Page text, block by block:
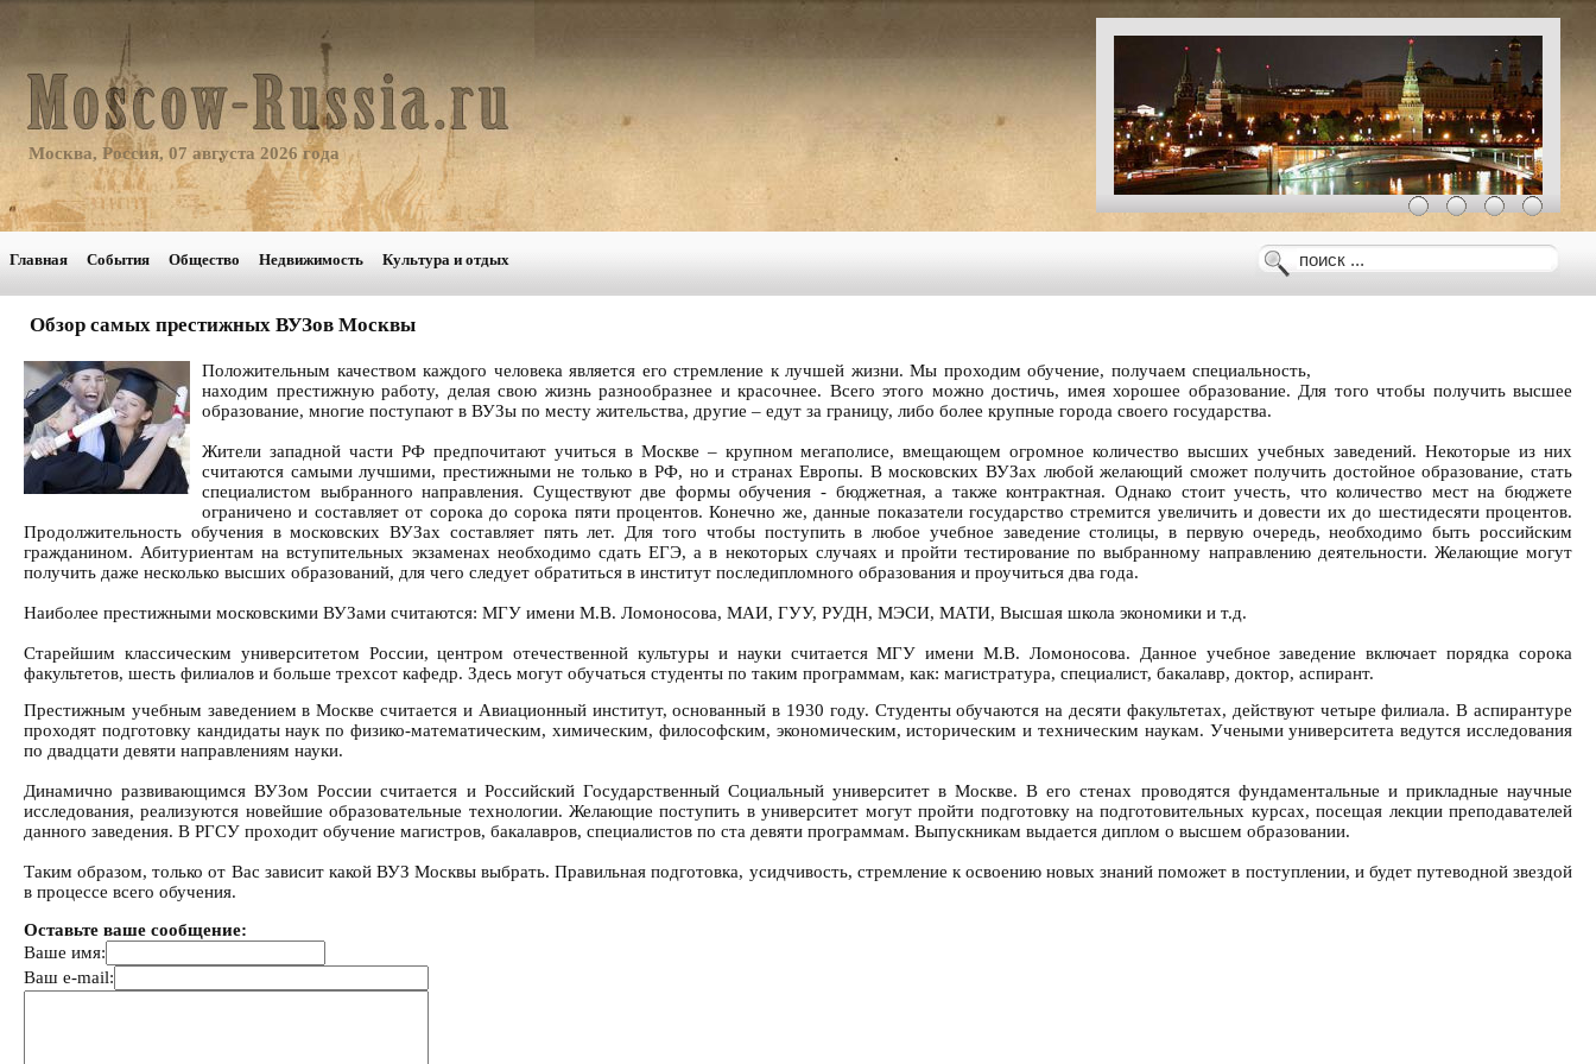
Москва, Россия, 07 августа 2026 года
Главная События Общество Недвижимость Культура и отдых
Обзор самых престижных ВУЗов Москвы
Положительным качеством каждого человека является его стремление к лучшей жизни. Мы проходим обучение, получаем специальность,
находим престижную работу, делая свою жизнь разнообразнее и красочнее. Всего этого можно достичь, имея хорошее образование. Для того чтобы получить высшее
образование, многие поступают в ВУЗы по месту жительства, другие – едут за границу, либо более крупные города своего государства.
Жители западной части РФ предпочитают учиться в Москве – крупном мегаполисе, вмещающем огромное количество высших учебных заведений. Некоторые из них
считаются самыми лучшими, престижными не только в РФ, но и странах Европы. В московских ВУЗах любой желающий сможет получить достойное образование, стать
специалистом выбранного направления. Существуют две формы обучения - бюджетная, а также контрактная. Однако стоит учесть, что количество мест на бюджете
ограничено и составляет от сорока до сорока пяти процентов. Конечно же, данные показатели государство стремится увеличить и довести их до шестидесяти процентов.
Продолжительность обучения в московских ВУЗах составляет пять лет. Для того чтобы поступить в любое учебное заведение столицы, в первую очередь, необходимо быть российским
гражданином. Абитуриентам на вступительных экзаменах необходимо сдать ЕГЭ, а в некоторых случаях и пройти тестирование по выбранному направлению деятельности. Желающие могут
получить даже несколько высших образований, для чего следует обратиться в институт последипломного образования и проучиться два года.
Наиболее престижными московскими ВУЗами считаются: МГУ имени М.В. Ломоносова, МАИ, ГУУ, РУДН, МЭСИ, МАТИ, Высшая школа экономики и т.д.
Старейшим классическим университетом России, центром отечественной культуры и науки считается МГУ имени М.В. Ломоносова. Данное учебное заведение включает порядка сорока
факультетов, шесть филиалов и больше трехсот кафедр. Здесь могут обучаться студенты по таким программам, как: магистратура, специалист, бакалавр, доктор, аспирант.
Престижным учебным заведением в Москве считается и Авиационный институт, основанный в 1930 году. Студенты обучаются на десяти факультетах, действуют четыре филиала. В аспирантуре
проходят подготовку кандидаты наук по физико-математическим, химическим, философским, экономическим, историческим и техническим наукам. Учеными университета ведутся исследования
по двадцати девяти направлениям науки.
Динамично развивающимся ВУЗом России считается и Российский Государственный Социальный университет в Москве. В его стенах проводятся фундаментальные и прикладные научные
исследования, реализуются новейшие образовательные технологии. Желающие поступить в университет могут пройти подготовку на подготовительных курсах, посещая лекции преподавателей
данного заведения. В РГСУ проходит обучение магистров, бакалавров, специалистов по ста девяти программам. Выпускникам выдается диплом о высшем образовании.
Таким образом, только от Вас зависит какой ВУЗ Москвы выбрать. Правильная подготовка, усидчивость, стремление к освоению новых знаний поможет в поступлении, и будет путеводной звездой
в процессе всего обучения.
Оставьте ваше сообщение:
Ваше имя:
Ваш e-mail: